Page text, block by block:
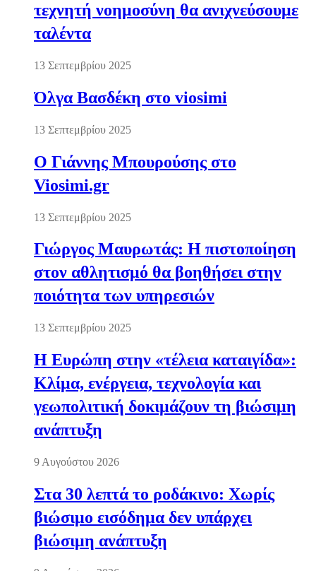
τεχνητή νοημοσύνη θα ανιχνεύσουμε
ταλέντα
13 Σεπτεμβρίου 2025
Όλγα Βασδέκη στο viosimi
13 Σεπτεμβρίου 2025
Ο Γιάννης Μπουρούσης στο
Viosimi.gr
13 Σεπτεμβρίου 2025
Γιώργος Μαυρωτάς: Η πιστοποίηση
στον αθλητισμό θα βοηθήσει στην
ποιότητα των υπηρεσιών
13 Σεπτεμβρίου 2025
Η Ευρώπη στην «τέλεια καταιγίδα»:
Κλίμα, ενέργεια, τεχνολογία και
γεωπολιτική δοκιμάζουν τη βιώσιμη
ανάπτυξη
9 Αυγούστου 2026
Στα 30 λεπτά το ροδάκινο: Χωρίς
βιώσιμο εισόδημα δεν υπάρχει
βιώσιμη ανάπτυξη